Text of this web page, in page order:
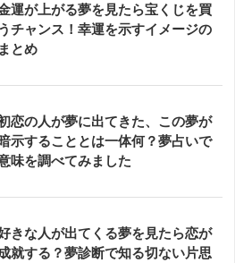
運が上がる夢を見たら宝くじを買
うチャンス！幸運を示すイメージの
まとめ
恋の人が夢に出てきた、この夢が
示することとは一体何？夢占いで
味を調べてみました
きな人が出てくる夢を見たら恋が
就する？夢診断で知る切ない片思